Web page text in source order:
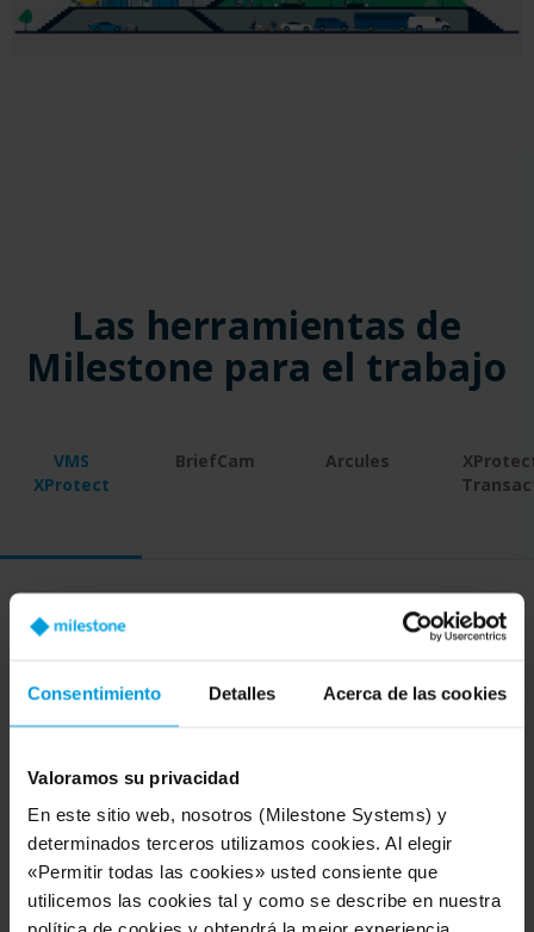
Consentimiento Detalles Acerca de las cookies
Valoramos su privacidad
En este sitio web, nosotros (Milestone Systems) y
determinados terceros utilizamos cookies. Al elegir
«Permitir todas las cookies» usted consiente que
utilicemos las cookies tal y como se describe en nuestra
Las herramientas de
Milestone para el trabajo
VMS
XProtect
BriefCam Arcules
centralizada
instalaciones en varios sitios y ubicaciones,
mantener una visión general completa y
centralizada puede ser un desafío. Se pueden
desarrollar diferentes sistemas y procesos en
cada tienda por separado, lo que significa